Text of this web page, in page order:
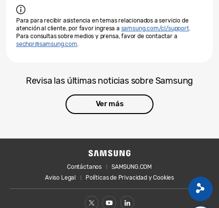
Para para recibir asistencia en temas relacionados a servicio de
atención al cliente, por favor ingresa a samsung.com/cl/support.
Para consultas sobre medios y prensa, favor de contactar a
sechpr@samsung.com
Revisa las últimas noticias sobre Samsung
Ver más
Contáctanos
SAMSUNG.COM
Aviso Legal
Políticas de Privacidad y Cookies